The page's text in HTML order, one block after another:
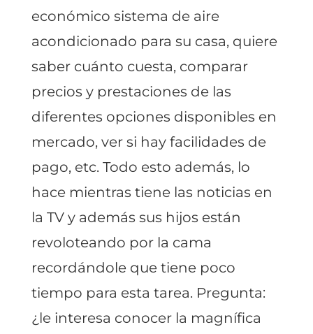
económico sistema de aire
acondicionado para su casa, quiere
saber cuánto cuesta, comparar
precios y prestaciones de las
diferentes opciones disponibles en
mercado, ver si hay facilidades de
pago, etc. Todo esto además, lo
hace mientras tiene las noticias en
la TV y además sus hijos están
revoloteando por la cama
recordándole que tiene poco
tiempo para esta tarea. Pregunta:
¿le interesa conocer la magnífica